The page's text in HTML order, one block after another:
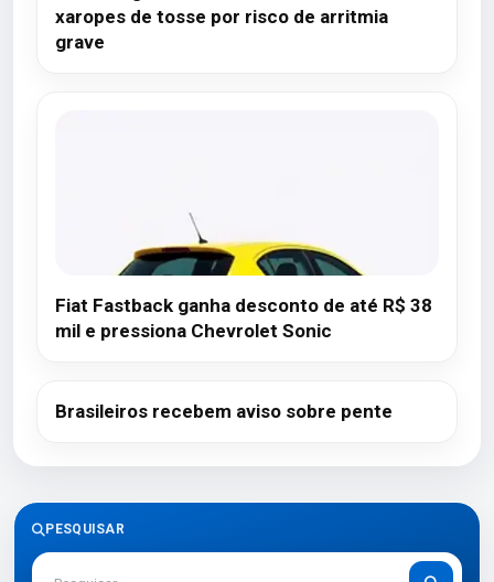
xaropes de tosse por risco de arritmia
grave
Fiat Fastback ganha desconto de até R$ 38
mil e pressiona Chevrolet Sonic
Brasileiros recebem aviso sobre pente
PESQUISAR